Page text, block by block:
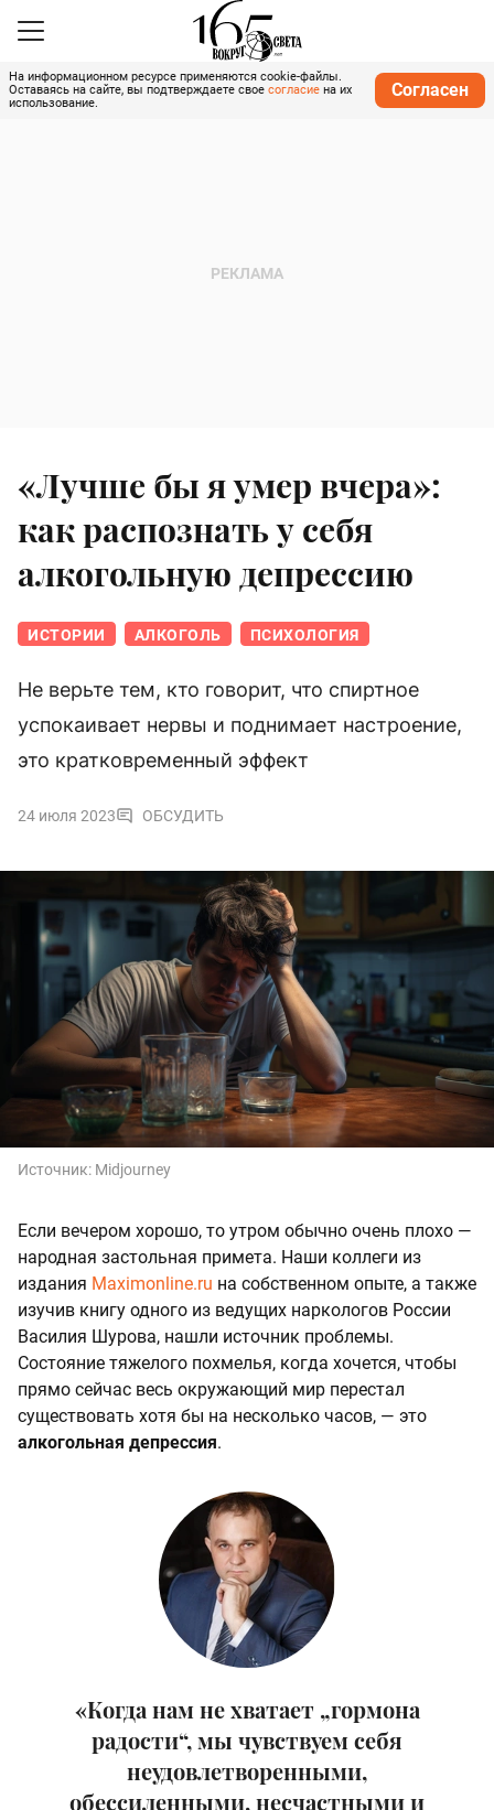
На информационном ресурсе применяются cookie-файлы.
Оставаясь на сайте, вы подтверждаете свое согласие на их
использование.
Согласен
«Лучше бы я умер вчера»:
как распознать у себя
алкогольную депрессию
ИСТОРИИ АЛКОГОЛЬ ПСИХОЛОГИЯ
Не верьте тем, кто говорит, что спиртное
успокаивает нервы и поднимает настроение,
это кратковременный эффект
24 июля 2023 ОБСУДИТЬ
Источник: Midjourney
Если вечером хорошо, то утром обычно очень плохо —
народная застольная примета. Наши коллеги из
издания Maximonline.ru на собственном опыте, а также
изучив книгу одного из ведущих наркологов России
Василия Шурова, нашли источник проблемы.
Состояние тяжелого похмелья, когда хочется, чтобы
прямо сейчас весь окружающий мир перестал
существовать хотя бы на несколько часов, — это
алкогольная депрессия.
«Когда нам не хватает „гормона
радости“, мы чувствуем себя
неудовлетворенными,
обессиленными, несчастными и